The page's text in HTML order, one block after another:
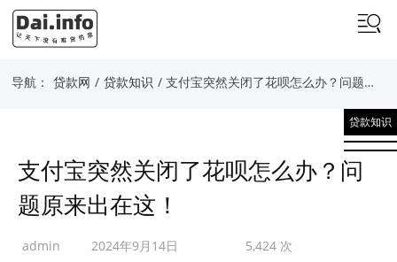
导航： 贷款网 / 贷款知识 / 支付宝突然关闭了花呗怎么办？问题原来出在这！
贷款知识
支付宝突然关闭了花呗怎么办？问
题原来出在这！
admin 2024年9月14日 5,424 次